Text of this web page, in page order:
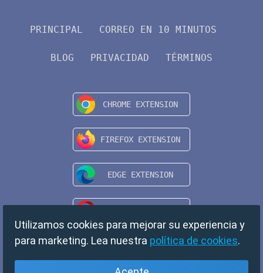
PRINCIPAL CORREO EN 10 MINUTOS
BLOG PRIVACIDAD TÉRMINOS
Utilizamos cookies para mejorar su experiencia y
para marketing. Lea nuestra política de cookies.